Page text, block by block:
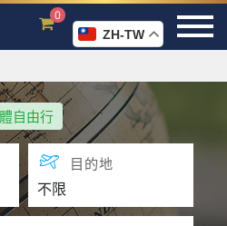
0
ZH-TW
自由行
目的地